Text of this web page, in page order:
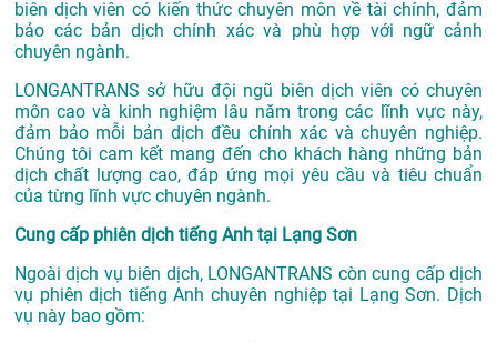
biên dịch viên có kiến thức chuyên môn về tài chính, đảm
bảo các bản dịch chính xác và phù hợp với ngữ cảnh
chuyên ngành.
LONGANTRANS sở hữu đội ngũ biên dịch viên có chuyên
môn cao và kinh nghiệm lâu năm trong các lĩnh vực này,
đảm bảo mỗi bản dịch đều chính xác và chuyên nghiệp.
Chúng tôi cam kết mang đến cho khách hàng những bản
dịch chất lượng cao, đáp ứng mọi yêu cầu và tiêu chuẩn
của từng lĩnh vực chuyên ngành.
Cung cấp phiên dịch tiếng Anh tại Lạng Sơn
Ngoài dịch vụ biên dịch, LONGANTRANS còn cung cấp dịch
vụ phiên dịch tiếng Anh chuyên nghiệp tại Lạng Sơn. Dịch
vụ này bao gồm: